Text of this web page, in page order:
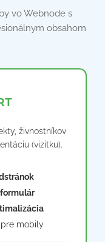
vo Webnode s
obsahom
živnostníkov
(vizitku).
pre mobily